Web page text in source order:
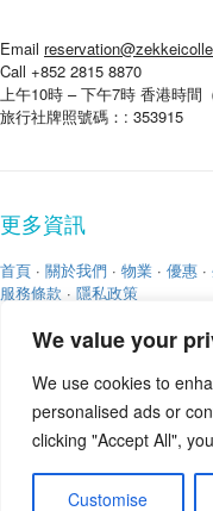
We value your
We use cookies to
personalised ads or
clicking "Accept All",
Customise
Email
Call +852 2815 8870
上午10時 – 下午7時 香港時間
旅行社牌照號碼：: 353915
更多資訊
首頁 · 關於我們 · 物業 · 優惠 ·
服務條款 · 隱私政策
版權 © 2026Zekkei